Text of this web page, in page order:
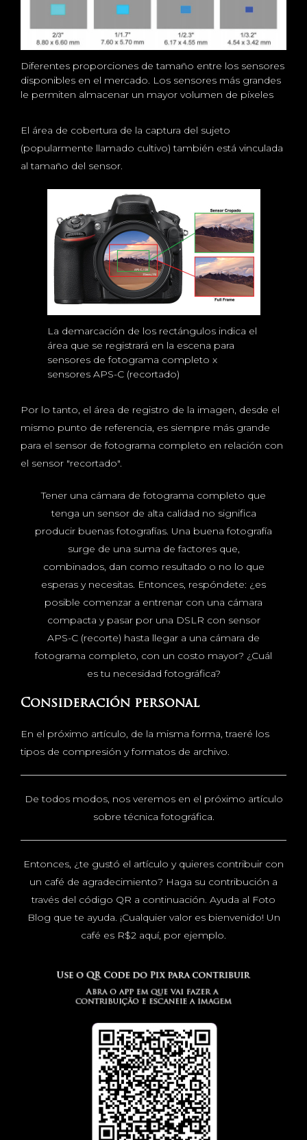
Diferentes proporciones de tamaño entre los sensores
disponibles en el mercado. Los sensores más grandes
le permiten almacenar un mayor volumen de píxeles
El área de cobertura de la captura del sujeto
(popularmente llamado cultivo) también está vinculada
al tamaño del sensor.
La demarcación de los rectángulos indica el
área que se registrará en la escena para
sensores de fotograma completo x
sensores APS-C (recortado)
Por lo tanto, el área de registro de la imagen, desde el
mismo punto de referencia, es siempre más grande
para el sensor de fotograma completo en relación con
el sensor "recortado".
Tener una cámara de fotograma completo que
tenga un sensor de alta calidad no significa
producir buenas fotografías. Una buena fotografía
surge de una suma de factores que,
combinados, dan como resultado o no lo que
esperas y necesitas. Entonces, respóndete: ¿es
posible comenzar a entrenar con una cámara
compacta y pasar por una DSLR con sensor
APS-C (recorte) hasta llegar a una cámara de
fotograma completo, con un costo mayor? ¿Cuál
es tu necesidad fotográfica?
Consideración personal
En el próximo artículo, de la misma forma, traeré los
tipos de compresión y formatos de archivo.
De todos modos, nos veremos en el próximo artículo
sobre técnica fotográfica.
Entonces, ¿te gustó el artículo y quieres contribuir con
un café de agradecimiento? Haga su contribución a
través del código QR a continuación. Ayuda al Foto
Blog que te ayuda. ¡Cualquier valor es bienvenido! Un
café es R$2 aquí, por ejemplo.